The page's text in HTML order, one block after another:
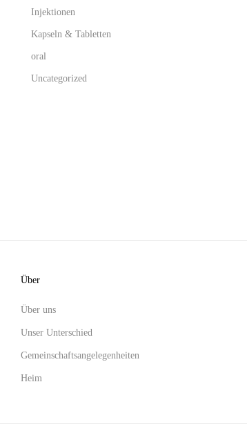
Injektionen
Kapseln & Tabletten
oral
Uncategorized
Über
Über uns
Unser Unterschied
Gemeinschaftsangelegenheiten
Heim